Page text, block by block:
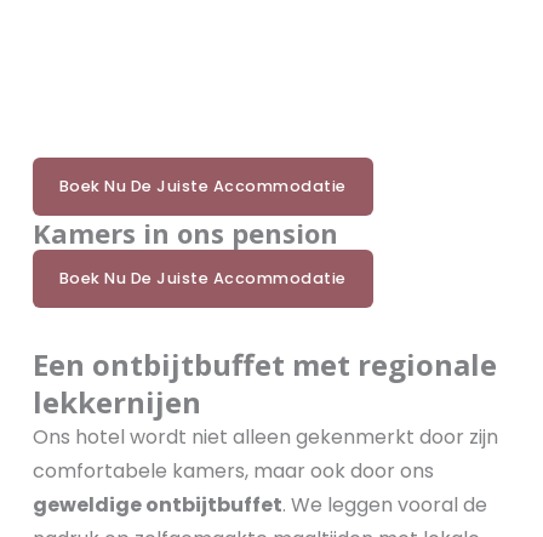
Boek Nu De Juiste Accommodatie
Kamers in ons pension
Boek Nu De Juiste Accommodatie
Een ontbijtbuffet met regionale
lekkernijen
Ons hotel wordt niet alleen gekenmerkt door zijn
comfortabele kamers, maar ook door ons
geweldige ontbijtbuffet. We leggen vooral de